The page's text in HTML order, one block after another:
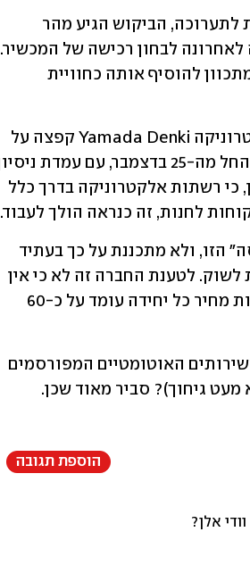
לחנות, זה כנראה הולך לעבוד.
גיחוך)? סביר מאוד שכן.
הוספת תגובה
אלן?